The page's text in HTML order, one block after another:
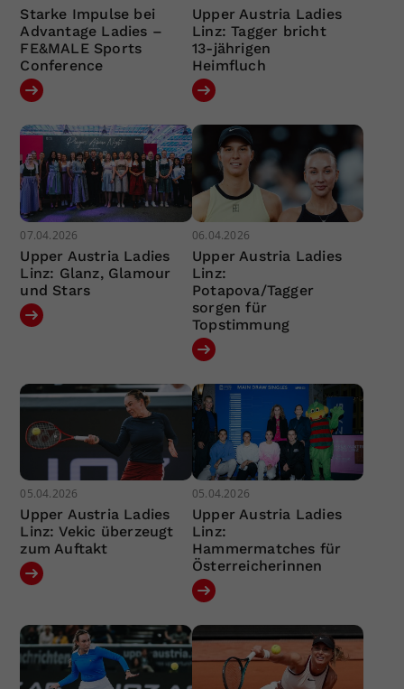
Starke Impulse bei
Advantage Ladies –
FE&MALE Sports
Conference
Upper Austria Ladies
Linz: Tagger bricht
13-jährigen
Heimfluch
07.04.2026
Upper Austria Ladies
Linz: Glanz, Glamour
und Stars
06.04.2026
Upper Austria Ladies
Linz:
Potapova/Tagger
sorgen für
Topstimmung
05.04.2026
Upper Austria Ladies
Linz: Vekic überzeugt
zum Auftakt
05.04.2026
Upper Austria Ladies
Linz:
Hammermatches für
Österreicherinnen